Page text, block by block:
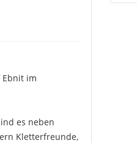
Ebnit im
es neben
Kletterfreunde,